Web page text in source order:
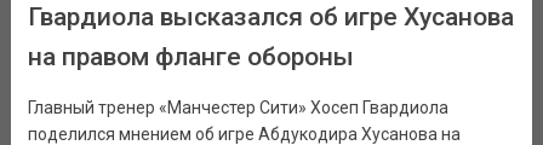
Гвардиола высказался об игре Хусанова
на правом фланге обороны
Главный тренер «Манчестер Сити» Хосеп Гвардиола
поделился мнением об игре Абдукодира Хусанова на